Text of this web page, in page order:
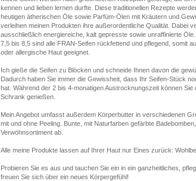
kennen und lieben lernen durfte. Diese traditionellen Rezepte
heutigen ätherischen Öle sowie Parfüm-Ölen mit Kräutern und
verleihen meinen Produkten ihre außerordentliche Qualität. Dabei
ausschließlich energiereiche, kalt gepresste sowie unraffinierte
7,5 bis 8,5 sind alle FRAN-Seifen rückfettend und pflegend, somit
oder allergische Haut geeignet.
Ich gieße die Seifen zu Blöcken und schneide Ihnen davon die
Dadurch haben Sie immer die Gewissheit, dass Ihr Seifen-Stück
hat. Während der 2 bis 4-monatigen Austrocknungszeit können Sie
Schrank genießen.
Mein Angebot umfasst außerdem Körperbutter in verschiedenen
mit und ohne Peeling. Bunte, mit Naturfarben gefärbte
Verwöhnsortiment ab.
Alle meine Produkte lassen auf Ihrer Haut nur Eines zurück:
Probieren Sie es aus und tauchen Sie ein in ein ganzheitliches,
freuen Sie sich über ein neues Körpergefühl!